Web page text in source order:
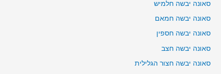
סאונה יבשה חלמיש
סאונה יבשה חמאם
סאונה יבשה חספין
סאונה יבשה חצב
סאונה יבשה חצור הגלילית